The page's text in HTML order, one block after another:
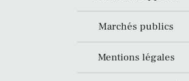
Marchés publics
Mentions légales